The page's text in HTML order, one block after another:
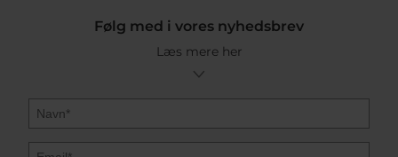
Følg med i vores nyhedsbrev
Læs mere her